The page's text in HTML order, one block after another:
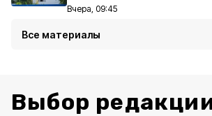
Вчера, 09:45
Все материалы
Выбор